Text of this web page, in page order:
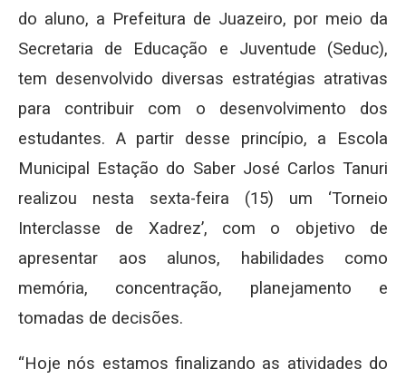
do aluno, a Prefeitura de Juazeiro, por meio da
Secretaria de Educação e Juventude (Seduc),
tem desenvolvido diversas estratégias atrativas
para contribuir com o desenvolvimento dos
estudantes. A partir desse princípio, a Escola
Municipal Estação do Saber José Carlos Tanuri
realizou nesta sexta-feira (15) um ‘Torneio
Interclasse de Xadrez’, com o objetivo de
apresentar aos alunos, habilidades como
memória, concentração, planejamento e
tomadas de decisões.
“Hoje nós estamos finalizando as atividades do